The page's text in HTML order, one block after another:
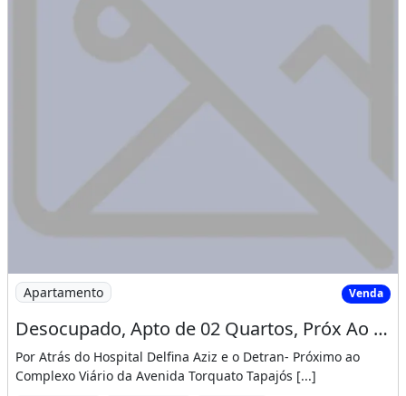
Imagem: Desocupado, Apto de 02 Quartos, Próx Ao
Apartamento Venda
Desocupado, Apto de 02 Quartos, Próx Ao Hospital Defina Aziz e o Detran
Por Atrás do Hospital Delfina Aziz e o Detran- Próximo ao
Complexo Viário da Avenida Torquato Tapajós [...]